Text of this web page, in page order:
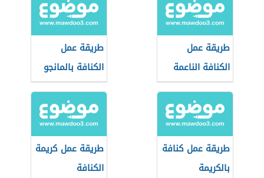
طريقة عمل
الكنافة الناعمة
طريقة عمل
الكنافة بالمانجو
طريقة عمل كنافة
بالكريمة
طريقة عمل كريمة
الكنافة